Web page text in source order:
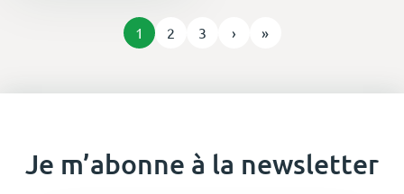
1 2 3 › »
Je m’abonne à la newsletter